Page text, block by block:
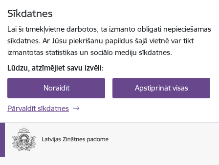
Sīkdatnes
Lai šī tīmekļvietne darbotos, tā izmanto obligāti nepieciešamās
sīkdatnes. Ar Jūsu piekrišanu papildus šajā vietnē var tikt
izmantotas statistikas un sociālo mediju sīkdatnes.
Lūdzu, atzīmējiet savu izvēli:
Noraidīt Apstiprināt visas
Pārvaldīt sīkdatnes